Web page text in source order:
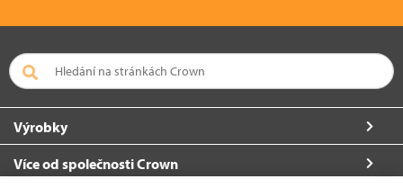
Výrobky
Více od společnosti Crown